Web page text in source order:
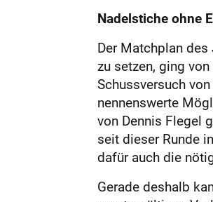
Nadelstiche ohne
Der Matchplan
zu setzen, ging
Schussversuch
nennenswerte
von Dennis Flegel
seit dieser Runde
dafür auch die
Gerade deshalb